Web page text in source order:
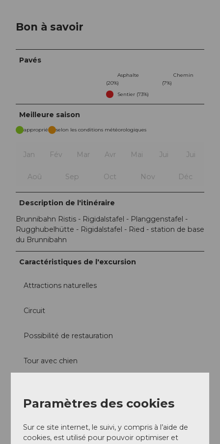
Bon à savoir
Pavés
Asphalte
(20%)
Chemin
(7%)
Sentier (73%)
Meilleure saison
approprié selon les conditions météorologiques
Jan Fév Mar Avr Mai Jui Jui
Aoû Sep Oct Nov Déc
Description de l'itinéraire
Brunnibahn Ristis - Rigidalstafel - Planggenstafel -
Rugghubelhütte - Rigidalstafel - Ried - station de base
du Brunnibahn
Caractéristiques de l'excursion
Attractions naturelles
Circuit
Possibilité de restauration
Tour avec chien
Arrivée et stationnement
Transports en commun
Engelberg est facilement accessible depuis Lucerne
Paramètres des cookies
Sur ce site internet, le suivi, y compris à l’aide de
cookies, est utilisé pour pouvoir optimiser et